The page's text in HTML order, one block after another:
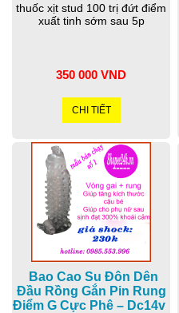
thuốc xịt stud 100 trị đứt điểm
xuất tinh sớm sau 5p
350 000 VND
CHI TIẾT
Bao Cao Su Đôn Dên
Đầu Rồng Gắn Pin Rung
Điểm G Cực Phê – Dc14v